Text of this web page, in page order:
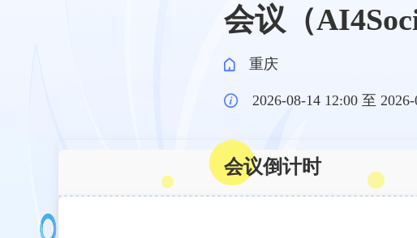
会议（
重庆
2026-08-14 12:00 至
会议倒计时